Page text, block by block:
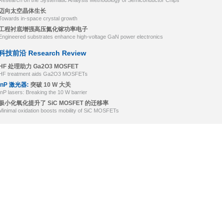
向太空晶体生长
in-space crystal growth
程衬底增强高压氮化镓功率电子
substrates enhance high-voltage GaN power electronics
技前沿 Research Review
处理助力 Ga2O3 MOSFET
treatment aids Ga2O3 MOSFETs
激光器: 突破 10 W 大关
lasers: Breaking the 10 W barrier
小化氧化提升了 SiC MOSFET 的迁移率
oxidation boosts mobility of SiC MOSFETs